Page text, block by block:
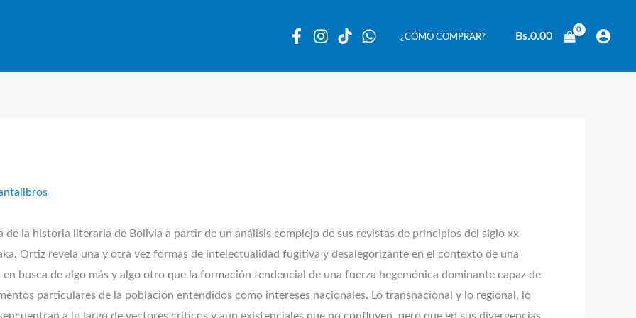
¿CÓMO COMPRAR? Bs.0.00
la historia literaria de Bolivia a partir de un análisis complejo de sus revistas de principios del siglo xx-
Ortiz revela una y otra vez formas de intelectualidad fugitiva y desalegorizante en el contexto de una
busca de algo más y algo otro que la formación tendencial de una fuerza hegemónica dominante capaz de
particulares de la población entendidos como intereses nacionales. Lo transnacional y lo regional, lo